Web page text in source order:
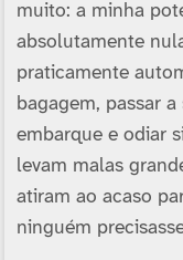
muito: a minha
absolutamente
praticamente
bagagem, passar
embarque e odiar
levam malas
atiram ao acaso
ninguém